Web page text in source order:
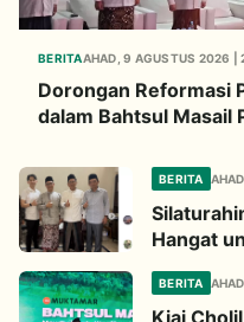
BERITAAHAD, 9 AGUSTUS 2026 |
Dorongan Reformasi
dalam Bahtsul Masail
BERITA
Hangat
dari Kiai
BERITA